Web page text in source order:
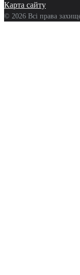
Карта сайту
© 2026 Всі права